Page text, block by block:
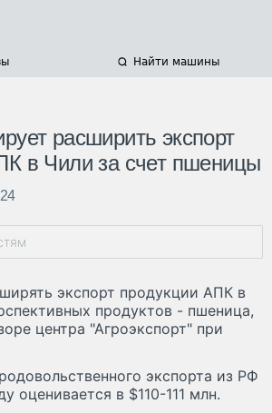
Найти машины
расширить экспорт
в Чили за счет пшеницы
экспорт продукции АПК в
продуктов - пшеница,
центра "Агроэкспорт" при
экспорта из РФ
оценивается в $110-111 млн.